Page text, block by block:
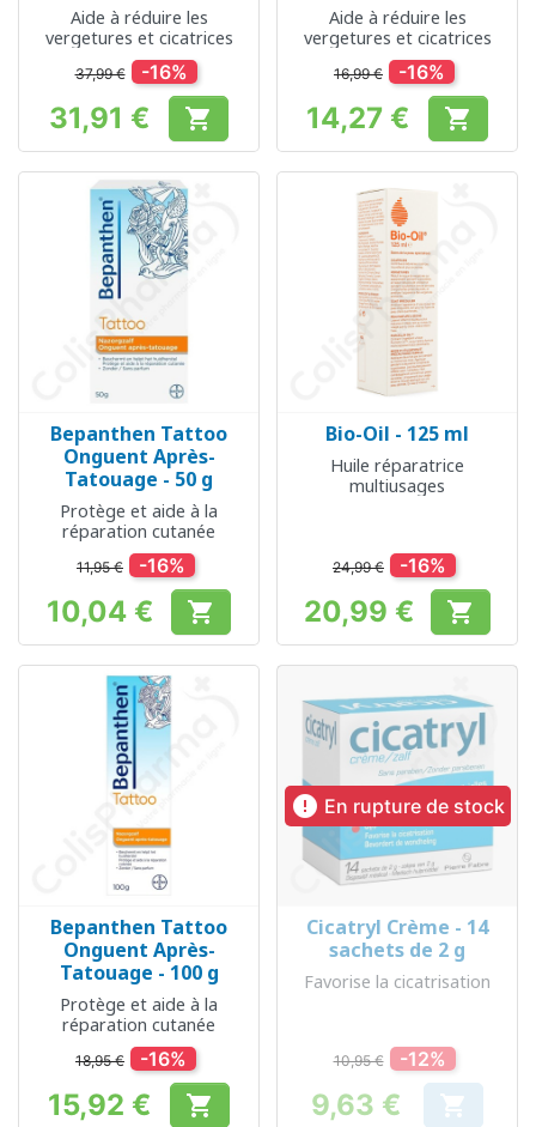
Aide à réduire les
vergetures et cicatrices
37,99 € -16%
Prix
31,91 € 
Aide à réduire les
vergetures et cicatrices
16,99 € -16%
Prix
14,27 € 
Bepanthen Tattoo
Onguent Après-
Tatouage - 50 g
Protège et aide à la
réparation cutanée
11,95 € -16%
Prix
10,04 € 
Bio-Oil - 125 ml
Huile réparatrice
multiusages
24,99 € -16%
Prix
20,99 € 
Bepanthen Tattoo
Onguent Après-
Tatouage - 100 g
Protège et aide à la
réparation cutanée
18,95 € -16%
Prix
15,92 € 
 En rupture de stock
Cicatryl Crème - 14
sachets de 2 g
Favorise la cicatrisation
10,95 € -12%
Prix
9,63 € 